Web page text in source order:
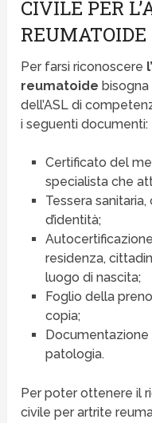
CIVILE PER
REUMATOIDE
Per farsi riconoscere
reumatoide bisogna
dell’ASL di
i seguenti documenti:
Certificato del
specialista che
Tessera
d’identità;
residenza,
luogo di nascita;
Foglio della
copia;
patologia.
Per poter ottenere il
civile per artrite